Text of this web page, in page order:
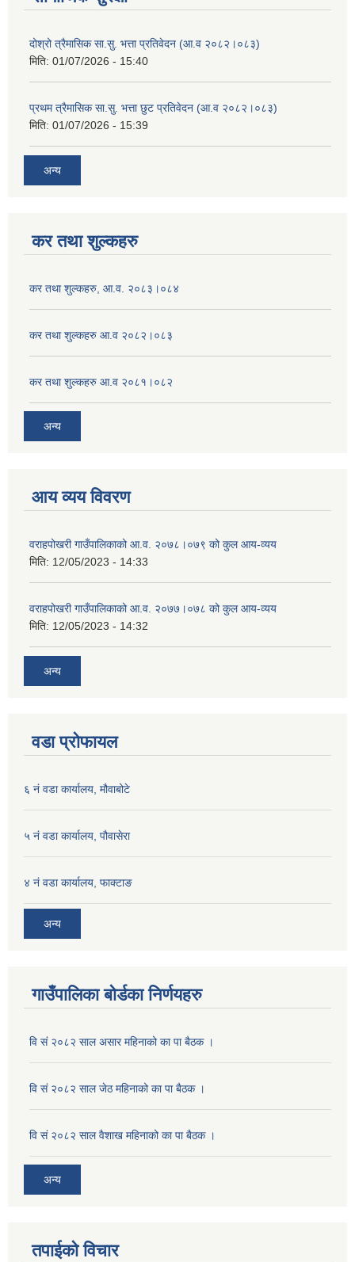
दोश्रो त्रैमासिक सा.सु. भत्ता प्रतिवेदन (आ.व २०८२।०८३)
मिति: 01/07/2026 - 15:40
प्रथम त्रैमासिक सा.सु. भत्ता छुट प्रतिवेदन (आ.व २०८२।०८३)
मिति: 01/07/2026 - 15:39
अन्य
कर तथा शुल्कहरु
कर तथा शुल्कहरु, आ.व. २०८३।०८४
कर तथा शुल्कहरु आ.व २०८२।०८३
कर तथा शुल्कहरु आ.व २०८१।०८२
अन्य
आय व्यय विवरण
वराहपोखरी गाउँपालिकाको आ.व. २०७८।०७९ को कुल आय-व्यय
मिति: 12/05/2023 - 14:33
वराहपोखरी गाउँपालिकाको आ.व. २०७७।०७८ को कुल आय-व्यय
मिति: 12/05/2023 - 14:32
अन्य
वडा प्रोफायल
६ नं वडा कार्यालय, मौवाबोटे
५ नं वडा कार्यालय, पौवासेरा
४ नं वडा कार्यालय, फाक्टाङ
अन्य
गाउँपालिका बोर्डका निर्णयहरु
वि सं २०८२ साल असार महिनाको का पा बैठक ।
वि सं २०८२ साल जेठ महिनाको का पा बैठक ।
वि सं २०८२ साल वैशाख महिनाको का पा बैठक ।
अन्य
तपाईको विचार